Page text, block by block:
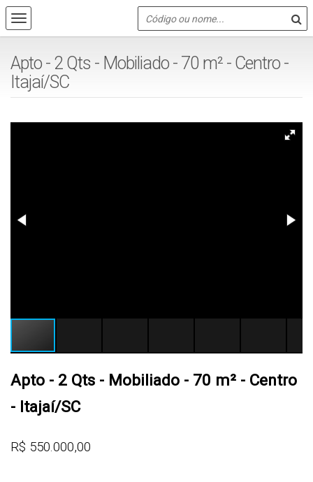
Apto - 2 Qts - Mobiliado - 70 m² - Centro -
Itajaí/SC
Apto - 2 Qts - Mobiliado - 70 m² - Centro
- Itajaí/SC
R$ 550.000,00